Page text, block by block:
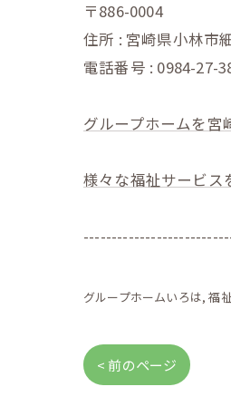
〒886-0004
住所 : 宮崎県小林市
電話番号 : 0984-27-
グループホームを宮
様々な福祉サービス
グループホームいろは 福
< 前のページ